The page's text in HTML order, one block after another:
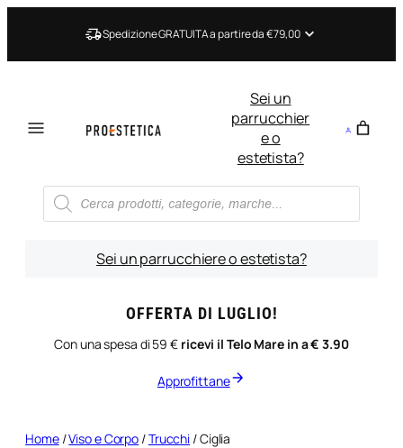
Spedizione GRATUITA a partire da €79,00
Sei un
parrucchier
e o
estetista?
Ricerca
prodotti
Sei un parrucchiere o estetista?
OFFERTA DI LUGLIO!
Con una spesa di 59 € ricevi il Telo Mare in a € 3.90
Approfittane
Home/Viso e Corpo /Trucchi / Ciglia